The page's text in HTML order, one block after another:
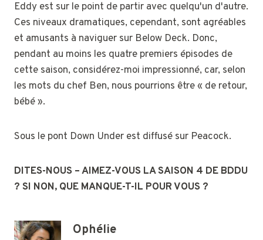
Eddy est sur le point de partir avec quelqu'un d'autre.
Ces niveaux dramatiques, cependant, sont agréables
et amusants à naviguer sur Below Deck. Donc,
pendant au moins les quatre premiers épisodes de
cette saison, considérez-moi impressionné, car, selon
les mots du chef Ben, nous pourrions être « de retour,
bébé ».
Sous le pont Down Under est diffusé sur Peacock.
DITES-NOUS – AIMEZ-VOUS LA SAISON 4 DE BDDU
? SI NON, QUE MANQUE-T-IL POUR VOUS ?
Ophélie